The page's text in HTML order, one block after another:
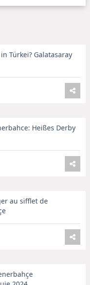
Türkei? Galatasaray
Heißes Derby
au sifflet de